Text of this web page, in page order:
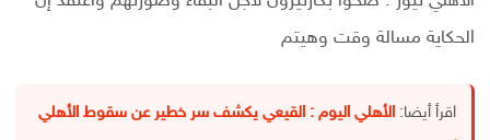
الحكاية مسالة وقت وهيتم
اقرأ أيضا: الأهلي اليوم : القيعي يكشف سر خطير عن سقوط الأهلي